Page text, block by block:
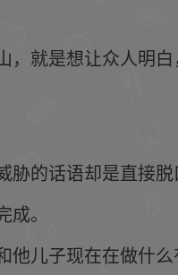
就是想让众人明
的话语却是直接脱
。
儿子现在在做什